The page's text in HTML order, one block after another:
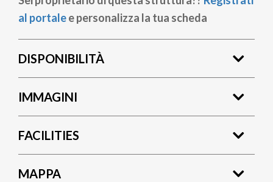
al portalee personalizza la tua scheda
DISPONIBILITÀ
IMMAGINI
FACILITIES
MAPPA